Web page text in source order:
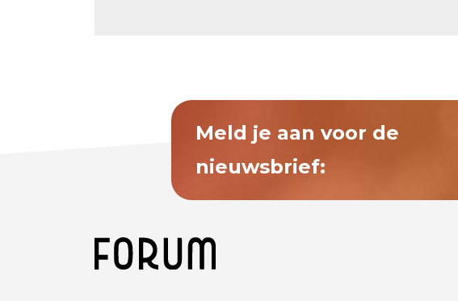
Meld je aan voor de
nieuwsbrief: